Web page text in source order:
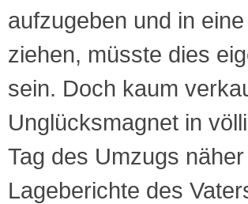
aufzugeben und in
ziehen, müsste dies
sein. Doch kaum
Unglücksmagnet in
Tag des Umzugs
Lageberichte des